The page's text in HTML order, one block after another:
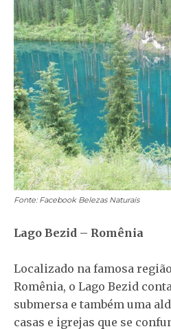
Fonte: Facebook Belezas Naturais
Lago Bezid – Romênia
Localizado na famosa
Romênia, o Lago Bezid
submersa e também uma
casas e igrejas que se